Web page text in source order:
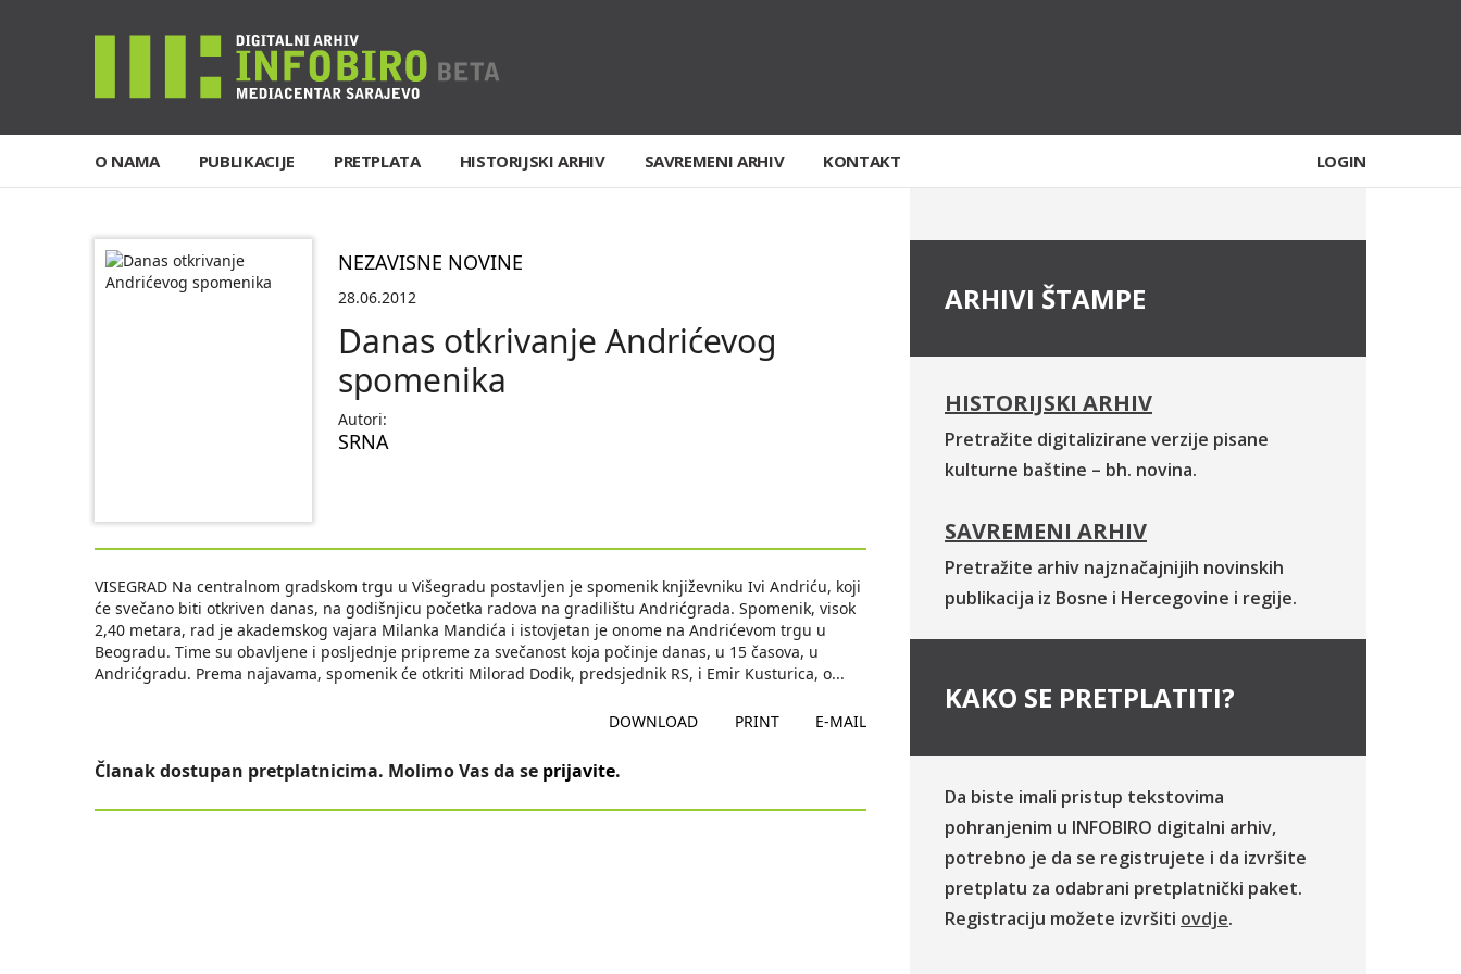
O NAMA PUBLIKACIJE PRETPLATA HISTORIJSKI ARHIV SAVREMENI ARHIV KONTAKT LOGIN
NEZAVISNE NOVINE
28.06.2012
Danas otkrivanje Andrićevog
spomenika
Autori:
SRNA
VISEGRAD Na centralnom gradskom trgu u Višegradu postavljen je spomenik književniku Ivi Andriću, koji
će svečano biti otkriven danas, na godišnjicu početka radova na gradilištu Andrićgrada. Spomenik, visok
2,40 metara, rad je akademskog vajara Milanka Mandića i istovjetan je onome na Andrićevom trgu u
Beogradu. Time su obavljene i posljednje pripreme za svečanost koja počinje danas, u 15 časova, u
Andrićgradu. Prema najavama, spomenik će otkriti Milorad Dodik, predsjednik RS, i Emir Kusturica, o...
DOWNLOAD PRINT E-MAIL
Članak dostupan pretplatnicima. Molimo Vas da se prijavite.
ARHIVI ŠTAMPE
HISTORIJSKI ARHIV
Pretražite digitalizirane verzije pisane
kulturne baštine – bh. novina.
SAVREMENI ARHIV
Pretražite arhiv najznačajnijih novinskih
publikacija iz Bosne i Hercegovine i regije.
KAKO SE PRETPLATITI?
Da biste imali pristup tekstovima
pohranjenim u INFOBIRO digitalni arhiv,
potrebno je da se registrujete i da izvršite
pretplatu za odabrani pretplatnički paket.
Registraciju možete izvršiti ovdje.